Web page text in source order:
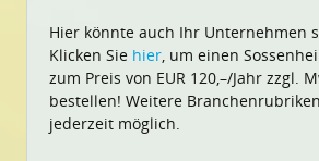
Hier könnte auch Ihr Unternehmen
Klicken Sie hier, um einen
zum Preis von EUR 120,–/Jahr zzgl.
bestellen! Weitere
jederzeit möglich.